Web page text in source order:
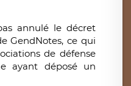
annulé le décret
GendNotes, ce qui
de défense
ayant déposé un